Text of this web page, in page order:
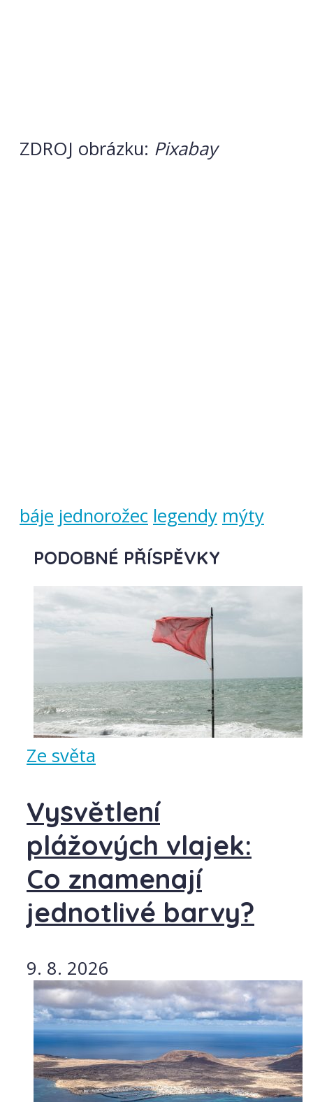
ZDROJ obrázku: Pixabay
báje jednorožec legendy mýty
PODOBNÉ PŘÍSPĚVKY
Ze světa
Vysvětlení
plážových vlajek:
Co znamenají
jednotlivé barvy?
9. 8. 2026